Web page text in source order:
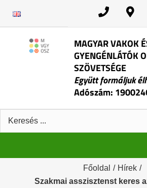
MAGYAR VAKOK
GYENGÉNLÁTÓK
SZÖVETSÉGE
Együtt formáljuk
Adószám:
Keresés:
Főoldal / Hírek /
Szakmai asszisztenst keres